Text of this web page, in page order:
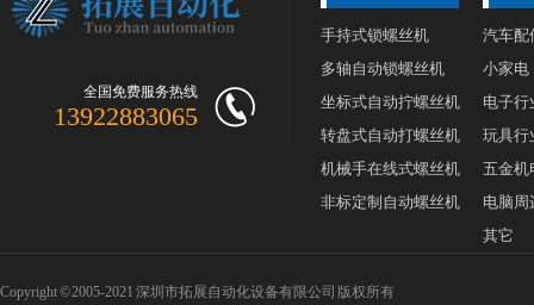
全国免费服务热线
13922883065
手持式锁螺丝机
多轴自动锁螺丝机
坐标式自动拧螺丝机
转盘式自动打螺丝机
机械手在线式螺丝机
非标定制自动螺丝机
汽车配
小家电
电子行
玩具行
五金机
电脑周
其它
Copyright © 2005-2021 深圳市拓展自动化设备有限公司 版权所有